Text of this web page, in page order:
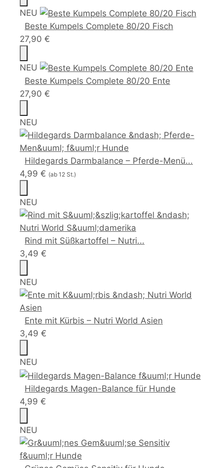
NEU
Beste Kumpels Complete 80/20 Fisch
27,90 €
NEU
Beste Kumpels Complete 80/20 Ente
27,90 €
NEU
Hildegards Darmbalance – Pferde-Menü...
4,99 € (ab 12 St.)
NEU
Rind mit Süßkartoffel – Nutri...
3,49 €
NEU
Ente mit Kürbis – Nutri World Asien
3,49 €
NEU
Hildegards Magen-Balance für Hunde
4,99 €
NEU